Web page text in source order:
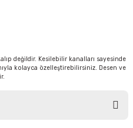
değildir. Kesilebilir kanalları sayesinde
kolayca özelleştirebilirsiniz. Desen ve